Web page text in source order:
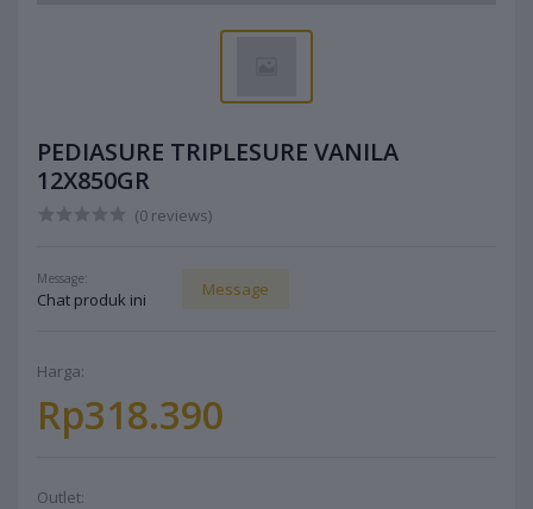
PEDIASURE TRIPLESURE VANILA
12X850GR
(0 reviews)
Message:
Chat produk ini
Message
Harga:
Rp318.390
Outlet: